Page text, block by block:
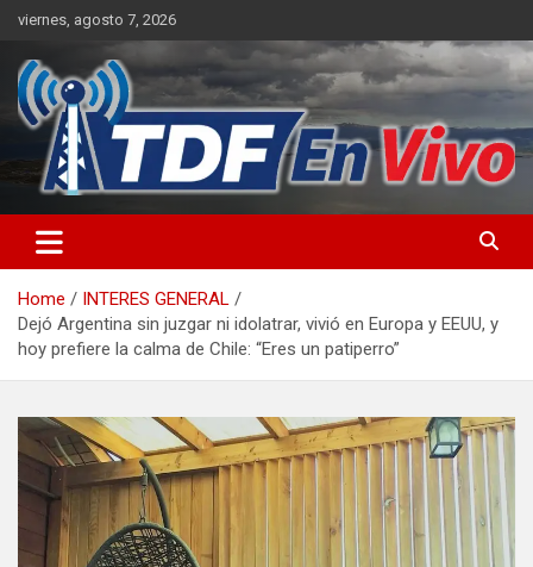
Skip
content
viernes, agosto 7, 2026
Home
INTERES GENERAL
Dejó Argentina sin juzgar ni idolatrar, vivió en Europa y EEUU, y
hoy prefiere la calma de Chile: “Eres un patiperro”